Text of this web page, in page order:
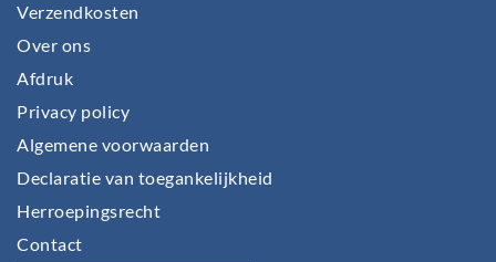
Verzendkosten
Over ons
Afdruk
Privacy policy
Algemene voorwaarden
Declaratie van toegankelijkheid
Herroepingsrecht
Contact